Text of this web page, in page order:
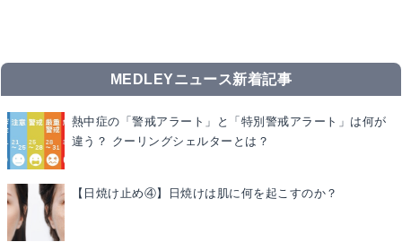
MEDLEYニュース新着記事
熱中症の「警戒アラート」と「特別警戒アラート」は何が
違う？ クーリングシェルターとは？
【日焼け止め④】日焼けは肌に何を起こすのか？